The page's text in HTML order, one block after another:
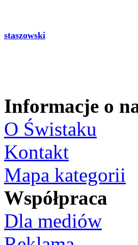
staszowski
Informacje o
O Świstaku
Kontakt
Mapa kategorii
Współpraca
Dla mediów